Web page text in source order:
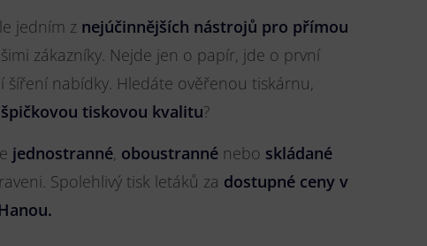
jedním z nejúčinnějších nástrojů pro přímou
zákazníky. Nejde jen o papír, jde o první
šíření nabídky. Hledáte ověřenou tiskárnu,
špičkovou tiskovou kvalitu?
jednostranné, oboustranné nebo skládané
Spolehlivý tisk letáků za dostupné ceny v